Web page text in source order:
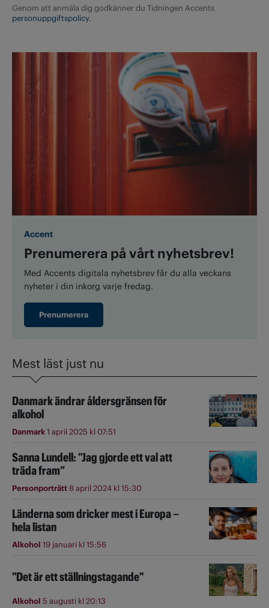
Genom att anmäla dig godkänner du Tidningen Accents
personuppgiftspolicy.
Accent
Prenumerera på vårt nyhetsbrev!
Med Accents digitala nyhetsbrev får du alla veckans
nyheter i din inkorg varje fredag.
Prenumerera
Mest läst just nu
Danmark ändrar åldersgränsen för
alkohol
Danmark1 april 2025 kl 07:51
Sanna Lundell: ”Jag gjorde ett val att
träda fram”
Personporträtt8 april 2024 kl 15:30
Länderna som dricker mest i Europa –
hela listan
Alkohol 19 januari kl 15:56
"Det är ett ställningstagande"
Alkohol 5 augusti kl 20:13